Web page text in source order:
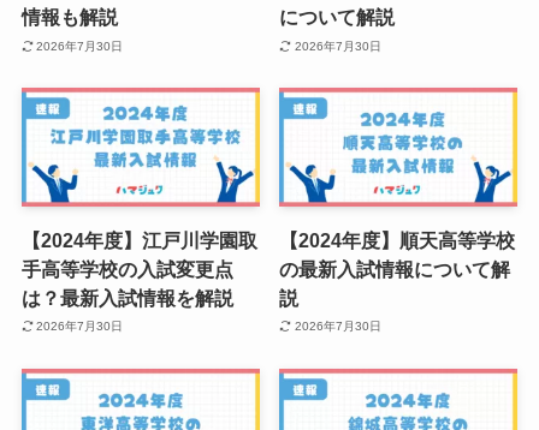
情報も解説
2026年7月30日
について解説
2026年7月30日
【2024年度】江戸川学園取
手高等学校の入試変更点
は？最新入試情報を解説
2026年7月30日
【2024年度】順天高等学校
の最新入試情報について解
説
2026年7月30日